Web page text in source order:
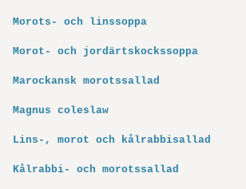
Morots- och linssoppa
Morot- och jordärtskockssoppa
Marockansk morotssallad
Magnus coleslaw
Lins-, morot och kålrabbisallad
Kålrabbi- och morotssallad